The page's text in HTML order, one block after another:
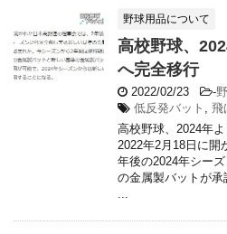
野球用品について
高校野球、
へ完全移行
2022/02/23 -
低反発バット , 飛
高校野球、2024年
2022年2月18日に開
年後の2024年シー
の金属製バットが
...